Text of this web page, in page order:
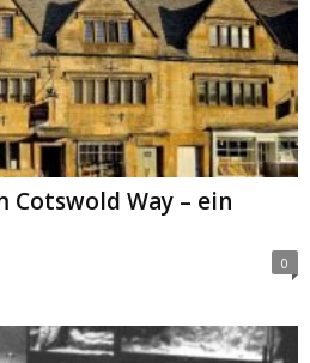
Cotswold Way – ein
0